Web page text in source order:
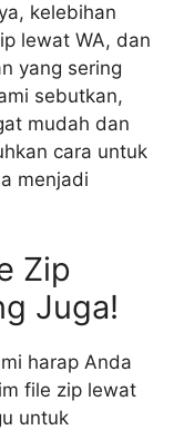
kelebihan
lewat WA, dan
yang sering
sebutkan,
mudah dan
cara untuk
menjadi
Zip
Juga!
harap Anda
file zip lewat
untuk